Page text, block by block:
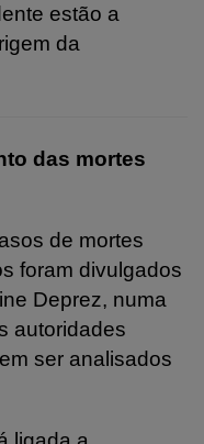
estão a
da
das mortes
de mortes
foram divulgados
Deprez, numa
autoridades
ser analisados